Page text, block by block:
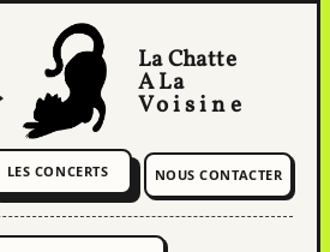
La Chatte
A La
Voisine
LES CONCERTS NOUS CONTACTER